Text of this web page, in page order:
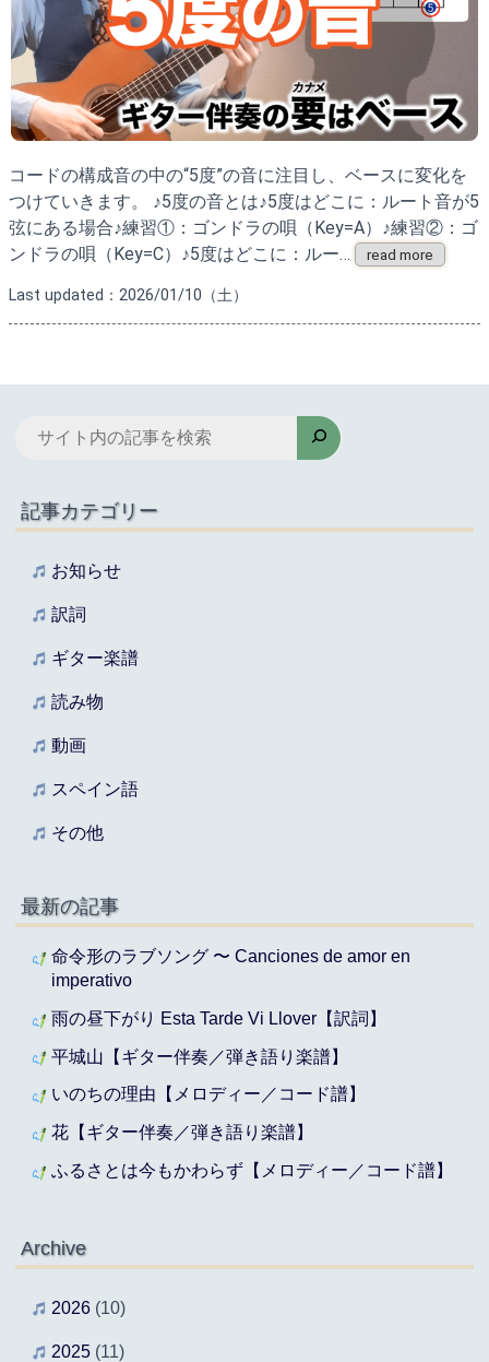
コードの構成音の中の“5度”の音に注目し、ベースに変化を
つけていきます。 ♪5度の音とは♪5度はどこに：ルート音が5
弦にある場合♪練習①：ゴンドラの唄（Key=A）♪練習②：ゴ
ンドラの唄（Key=C）♪5度はどこに：ルー…
read more
Last updated：2026/01/10（土）
記事カテゴリー
お知らせ
訳詞
ギター楽譜
読み物
動画
スペイン語
その他
最新の記事
命令形のラブソング 〜 Canciones de amor en
imperativo
雨の昼下がり Esta Tarde Vi Llover【訳詞】
平城山【ギター伴奏／弾き語り楽譜】
いのちの理由【メロディー／コード譜】
花【ギター伴奏／弾き語り楽譜】
ふるさとは今もかわらず【メロディー／コード譜】
Archive
2026 (10)
2025 (11)